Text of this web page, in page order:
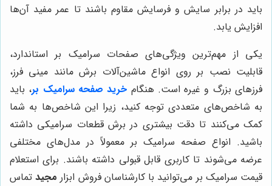
باید در برابر سایش و فرسایش مقاوم باشند تا عمر مفید آن‌ها
افزایش یابد.
یکی از مهم‌ترین ویژگی‌های صفحات سرامیک بر استاندارد،
قابلیت نصب بر روی انواع ماشین‌آلات برش مانند مینی فرز،
فرزهای بزرگ و غیره است. هنگام خرید صفحه سرامیک بر، باید
به شاخص‌های متعددی توجه کنید، زیرا این شاخص‌ها به شما
کمک می‌کنند تا دقت بیشتری در برش قطعات سرامیکی داشته
باشید. انواع صفحه سرامیک بر معمولاً در مدل‌های مختلفی
عرضه می‌شوند تا کاربری قابل قبولی داشته باشند. برای استعلام
قیمت سرامیک بر می‌توانید با کارشناسان فروش ابزار مجیدتماس